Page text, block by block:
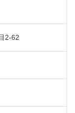
2-62